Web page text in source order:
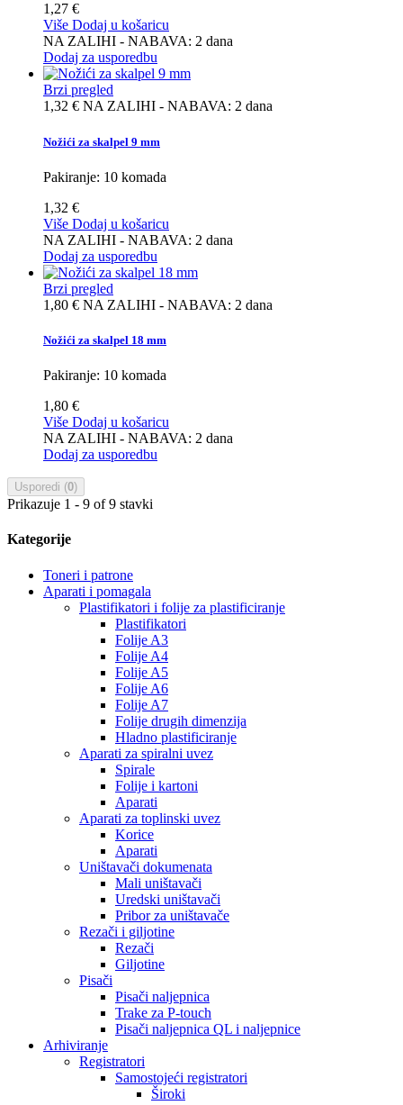
1,27 €
Više Dodaj u košaricu
NA ZALIHI - NABAVA: 2 dana
Dodaj za usporedbu
Brzi pregled
1,32 € NA ZALIHI - NABAVA: 2 dana
Nožići za skalpel 9 mm
Pakiranje: 10 komada
1,32 €
Više Dodaj u košaricu
NA ZALIHI - NABAVA: 2 dana
Dodaj za usporedbu
Brzi pregled
1,80 € NA ZALIHI - NABAVA: 2 dana
Nožići za skalpel 18 mm
Pakiranje: 10 komada
1,80 €
Više Dodaj u košaricu
NA ZALIHI - NABAVA: 2 dana
Dodaj za usporedbu
Usporedi (0)
Prikazuje 1 - 9 of 9 stavki
Kategorije
Toneri i patrone
Aparati i pomagala
Plastifikatori i folije za plastificiranje
Plastifikatori
Folije A3
Folije A4
Folije A5
Folije A6
Folije A7
Folije drugih dimenzija
Hladno plastificiranje
Aparati za spiralni uvez
Spirale
Folije i kartoni
Aparati
Aparati za toplinski uvez
Korice
Aparati
Uništavači dokumenata
Mali uništavači
Uredski uništavači
Pribor za uništavače
Rezači i giljotine
Rezači
Giljotine
Pisači
Pisači naljepnica
Trake za P-touch
Pisači naljepnica QL i naljepnice
Arhiviranje
Registratori
Samostojeći registratori
Široki